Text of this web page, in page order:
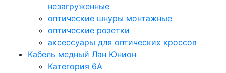
незагруженные
оптические шнуры монтажные
оптические розетки
аксессуары для оптических кроссов
Кабель медный Лан Юнион
Категория 6A